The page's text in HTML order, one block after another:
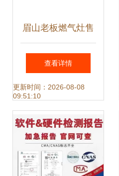
眉山老板燃气灶售
后维修与咨询服务
指南 电话·网点·支
持详解
查看详情
更新时间：2026-08-08
09:51:10